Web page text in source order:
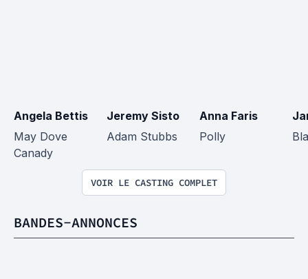
Angela Bettis
May Dove
Canady
Jeremy Sisto
Adam Stubbs
Anna Faris
Polly
VOIR LE CASTING COMPLET
BANDES-ANNONCES